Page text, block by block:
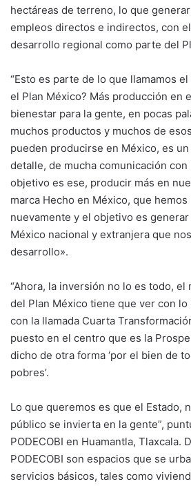
hectáreas de terreno, lo que
empleos directos e indirectos, con
desarrollo regional como parte del
“Esto es parte de lo que llamamos
el Plan México? Más producción en
bienestar para la gente, en pocas
muchos productos y muchos de
pueden producirse en México, es
detalle, de mucha comunicación
objetivo es ese, producir más en
marca Hecho en México, que hemos
nuevamente y el objetivo es
México nacional y extranjera que
desarrollo».
“Ahora, la inversión no lo es todo,
del Plan México tiene que ver con
con la llamada Cuarta
puesto en el centro que es la
dicho de otra forma ‘por el bien de
pobres’.
Lo que queremos es que el Estado,
público se invierta en la gente”,
PODECOBI en Huamantla, Tlaxcala.
PODECOBI son espacios que se
servicios básicos, tales como